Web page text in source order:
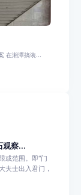
在湘潭搞装...
观察...
或范围。即“门
夫士出入君门，